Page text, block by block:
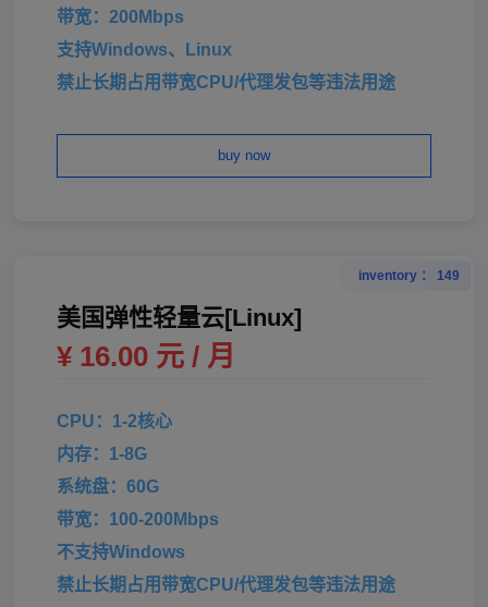
带宽：200Mbps
支持Windows、Linux
禁止长期占用带宽CPU/代理发包等违法用途
buy now
inventory ： 149
美国弹性轻量云[Linux]
¥ 16.00 元 / 月
CPU：1-2核心
内存：1-8G
系统盘：60G
带宽：100-200Mbps
不支持Windows
禁止长期占用带宽CPU/代理发包等违法用途